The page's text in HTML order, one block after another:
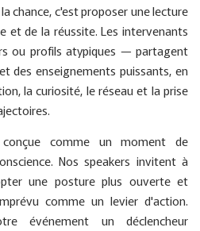
chance, c'est proposer une lecture
et de la réussite. Les intervenants
ou profils atypiques — partagent
des enseignements puissants, en
la curiosité, le réseau et la prise
comme un moment de
Nos speakers invitent à
une posture plus ouverte et
comme un levier d'action.
événement un déclencheur